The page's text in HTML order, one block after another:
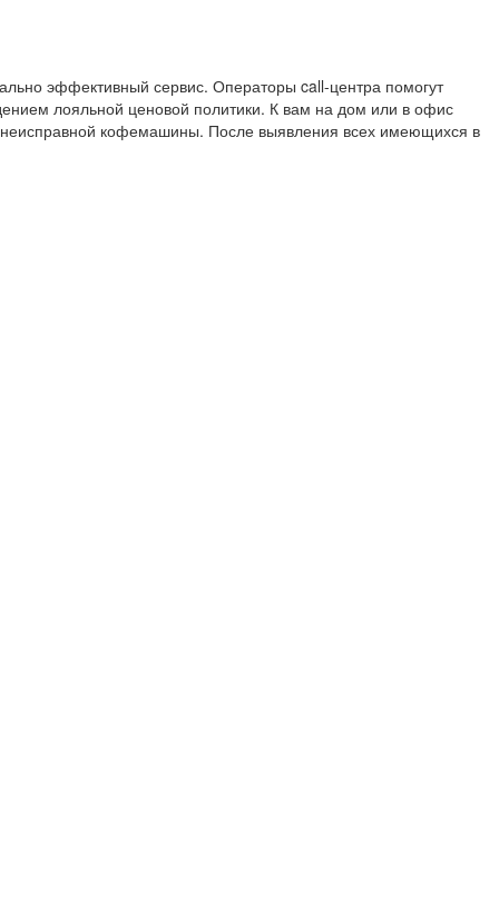
эффективный сервис. Операторы call-центра помогут
лояльной ценовой политики. К вам на дом или в офис
неисправной кофемашины. После выявления всех имеющихся в